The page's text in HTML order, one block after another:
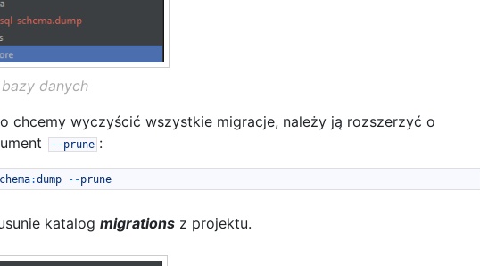
danych
chcemy wyczyścić wszystkie migracje, należy ją rozszerzyć o
--prune :
:dump --prune
katalog migrations z projektu.